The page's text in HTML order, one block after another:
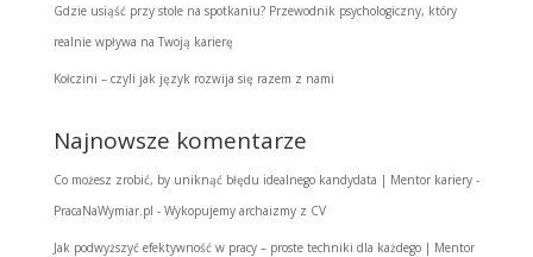
Gdzie usiąść przy stole na spotkaniu? Przewodnik psychologiczny, który
realnie wpływa na Twoją karierę
Kołczini – czyli jak język rozwija się razem z nami
Najnowsze komentarze
Co możesz zrobić, by uniknąć błędu idealnego kandydata | Mentor kariery -
PracaNaWymiar.pl - Wykopujemy archaizmy z CV
Jak podwyższyć efektywność w pracy – proste techniki dla każdego | Mentor